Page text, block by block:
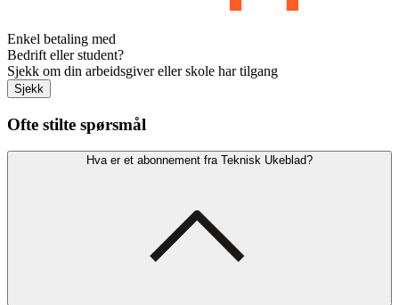
Enkel betaling med
Bedrift eller student?
Sjekk om din arbeidsgiver eller skole har tilgang
Sjekk
Ofte stilte spørsmål
Hva er et abonnement fra Teknisk Ukeblad?